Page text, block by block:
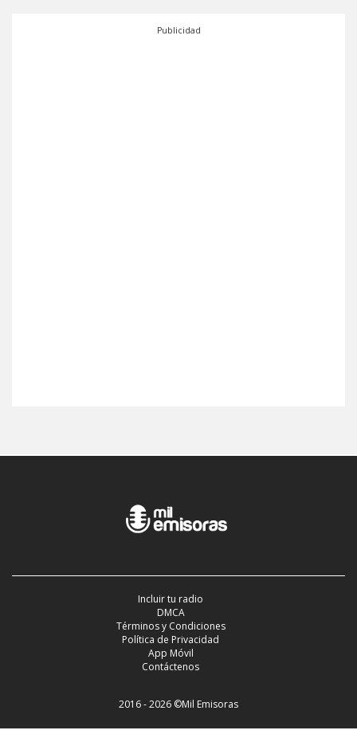
Publicidad
Incluir tu radio
DMCA
Términos y Condiciones
Política de Privacidad
App Móvil
Contáctenos
2016 - 2026 ©Mil Emisoras